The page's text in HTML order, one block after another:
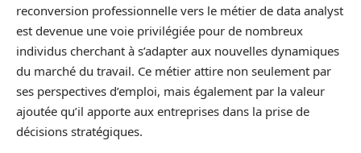
reconversion professionnelle vers le métier de data analyst
est devenue une voie privilégiée pour de nombreux
individus cherchant à s’adapter aux nouvelles dynamiques
du marché du travail. Ce métier attire non seulement par
ses perspectives d’emploi, mais également par la valeur
ajoutée qu’il apporte aux entreprises dans la prise de
décisions stratégiques.